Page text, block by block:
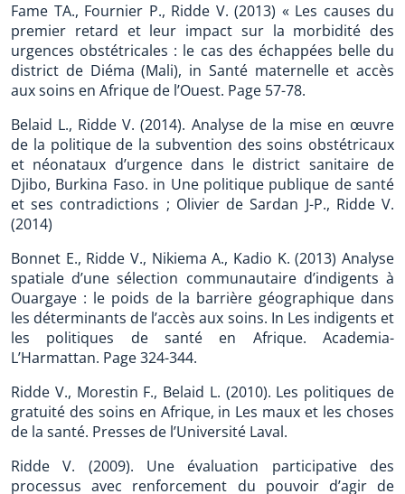
Fame TA., Fournier P., Ridde V. (2013) « Les causes du
premier retard et leur impact sur la morbidité des
urgences obstétricales : le cas des échappées belle du
district de Diéma (Mali), in Santé maternelle et accès
aux soins en Afrique de l’Ouest. Page 57-78.
Belaid L., Ridde V. (2014). Analyse de la mise en œuvre
de la politique de la subvention des soins obstétricaux
et néonataux d’urgence dans le district sanitaire de
Djibo, Burkina Faso. in Une politique publique de santé
et ses contradictions ; Olivier de Sardan J-P., Ridde V.
(2014)
Bonnet E., Ridde V., Nikiema A., Kadio K. (2013) Analyse
spatiale d’une sélection communautaire d’indigents à
Ouargaye : le poids de la barrière géographique dans
les déterminants de l’accès aux soins. In Les indigents et
les politiques de santé en Afrique. Academia-
L’Harmattan. Page 324-344.
Ridde V., Morestin F., Belaid L. (2010). Les politiques de
gratuité des soins en Afrique, in Les maux et les choses
de la santé. Presses de l’Université Laval.
Ridde V. (2009). Une évaluation participative des
processus avec renforcement du pouvoir d’agir de